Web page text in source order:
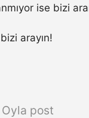
ise bizi
arayın!
post